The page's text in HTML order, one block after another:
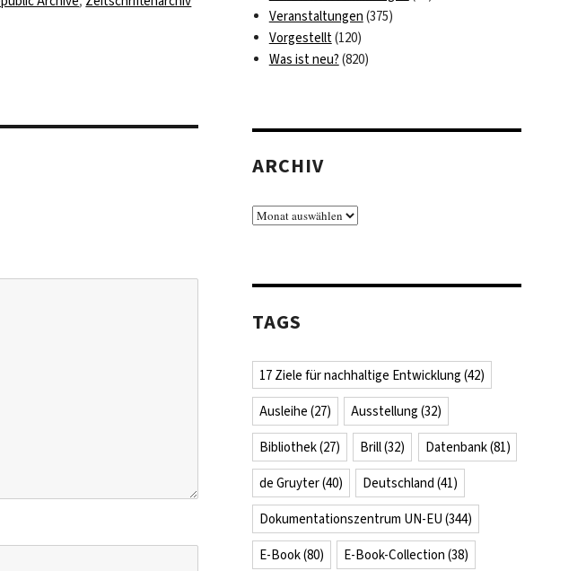
Veranstaltungen (375)
Vorgestellt(120)
Was ist neu? (820)
ARCHIV
Archiv
TAGS
17 Ziele für nachhaltige Entwicklung (42)
Ausleihe (27) Ausstellung (32)
Bibliothek(27) Brill(32) Datenbank(81)
de Gruyter(40) Deutschland (41)
Dokumentationszentrum UN-EU (344)
E-Book(80) E-Book-Collection (38)